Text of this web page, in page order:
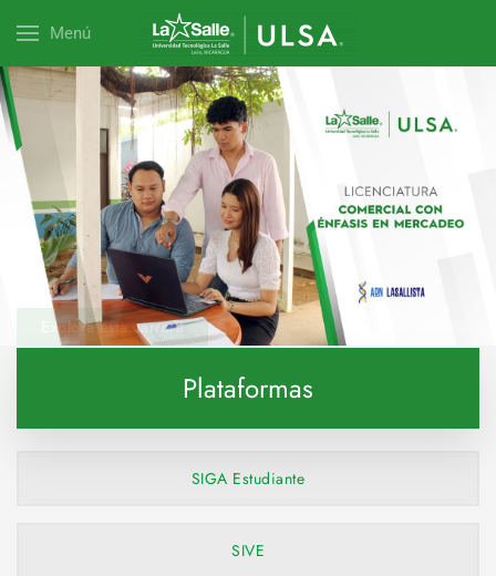
Menú
Explora esta carrera
Plataformas
SIGA Estudiante
SIVE